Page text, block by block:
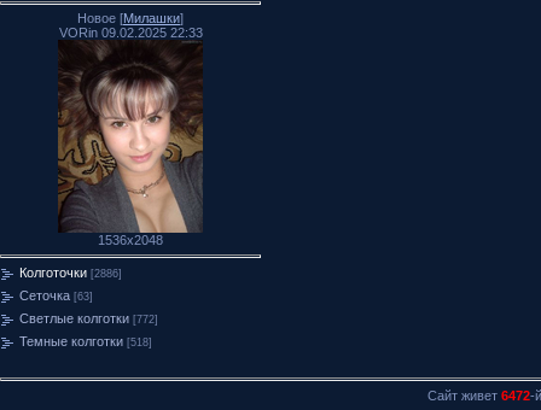
Новое [Милашки]
VORin 09.02.2025 22:33
1536x2048
Колготочки [2886]
Сеточка [63]
Светлые колготки [772]
Темные колготки [518]
Сайт живет 6472-